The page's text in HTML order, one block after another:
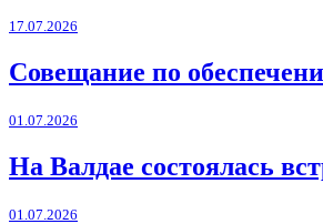
17.07.2026
Совещание по
01.07.2026
На Валдае состоялась
01.07.2026